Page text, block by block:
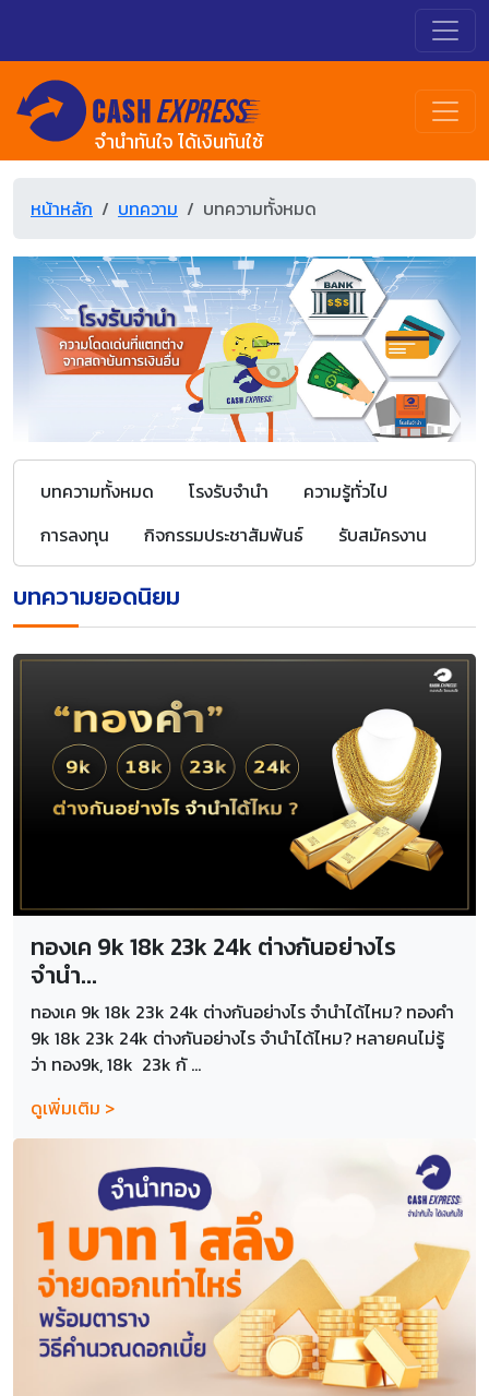
จำนำทันใจ ได้เงินทันใช้
หน้าหลัก บทความ บทความทั้งหมด
บทความทั้งหมด โรงรับจำนำ
ความรู้ทั่วไป
การลงทุน
กิจกรรมประชาสัมพันธ์ รับสมัครงาน
บทความยอดนิยม
ทองเค 9k 18k 23k 24k ต่างกันอย่างไร
จำนำ...
ทองเค 9k 18k 23k 24k ต่างกันอย่างไร จำนำได้ไหม? ทองคำ
9k 18k 23k 24k ต่างกันอย่างไร จำนำได้ไหม? หลายคนไม่รู้
ว่า ทอง9k, 18k 23k กั ...
ดูเพิ่มเติม >